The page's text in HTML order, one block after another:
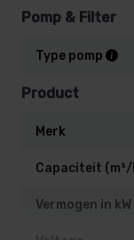
De Aquaforte
met vier
nachtstand in.
capaciteit:
Pomp & Filter
Type pomp
Product
Merk
Capaciteit
Vermogen in kW